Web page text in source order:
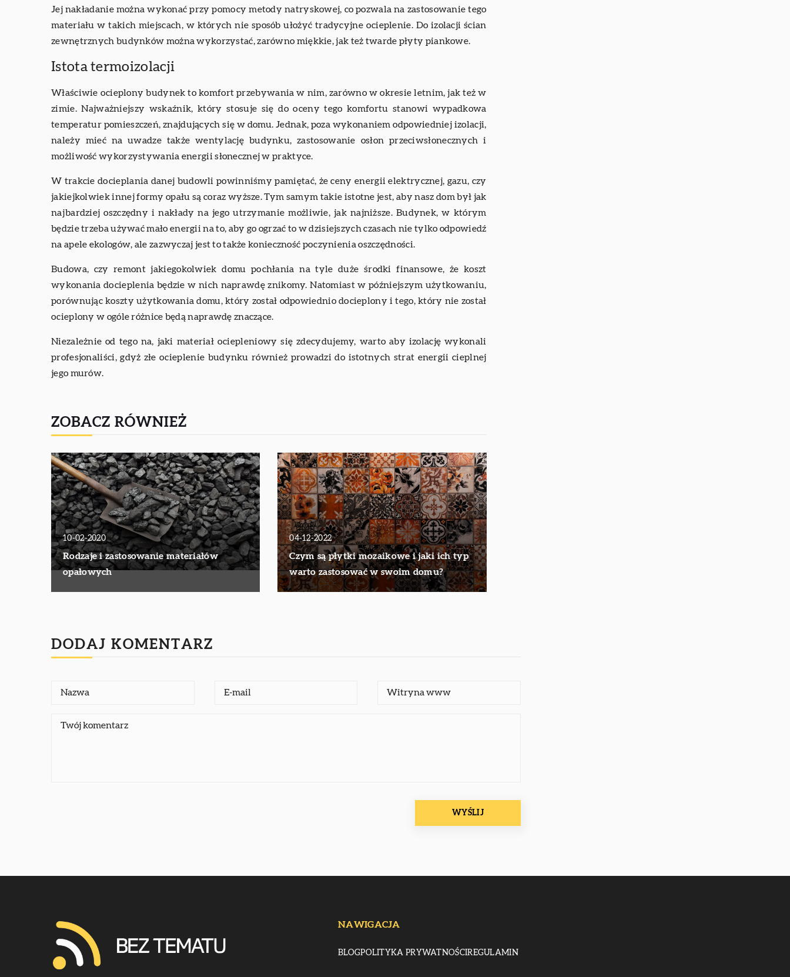
Jej nakładanie można wykonać przy pomocy metody natryskowej, co pozwala na zastosowanie tego
materiału w takich miejscach, w których nie sposób ułożyć tradycyjne ocieplenie. Do izolacji ścian
zewnętrznych budynków można wykorzystać, zarówno miękkie, jak też twarde płyty piankowe.
Istota termoizolacji
Właściwie ocieplony budynek to komfort przebywania w nim, zarówno w okresie letnim, jak też w
zimie. Najważniejszy wskaźnik, który stosuje się do oceny tego komfortu stanowi wypadkowa
temperatur pomieszczeń, znajdujących się w domu. Jednak, poza wykonaniem odpowiedniej izolacji,
należy mieć na uwadze także wentylację budynku, zastosowanie osłon przeciwsłonecznych i
możliwość wykorzystywania energii słonecznej w praktyce.
W trakcie docieplania danej budowli powinniśmy pamiętać, że ceny energii elektrycznej, gazu, czy
jakiejkolwiek innej formy opału są coraz wyższe. Tym samym takie istotne jest, aby nasz dom był jak
najbardziej oszczędny i nakłady na jego utrzymanie możliwie, jak najniższe. Budynek, w którym
będzie trzeba używać mało energii na to, aby go ogrzać to w dzisiejszych czasach nie tylko odpowiedź
na apele ekologów, ale zazwyczaj jest to także konieczność poczynienia oszczędności.
Budowa, czy remont jakiegokolwiek domu pochłania na tyle duże środki finansowe, że koszt
wykonania docieplenia będzie w nich naprawdę znikomy. Natomiast w późniejszym użytkowaniu,
porównując koszty użytkowania domu, który został odpowiednio docieplony i tego, który nie został
ocieplony w ogóle różnice będą naprawdę znaczące.
Niezależnie od tego na, jaki materiał ociepleniowy się zdecydujemy, warto aby izolację wykonali
profesjonaliści, gdyż złe ocieplenie budynku również prowadzi do istotnych strat energii cieplnej
jego murów.
ZOBACZ RÓWNIEŻ
10-02-2020
Rodzaje i zastosowanie materiałów
opałowych
04-12-2022
Czym są płytki mozaikowe i jaki ich typ
warto zastosować w swoim domu?
DODAJ KOMENTARZ
NAWIGACJA
BLOGPOLITYKA PRYWATNOŚCIREGULAMIN